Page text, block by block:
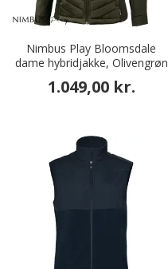
Nimbus Play Bloomsdale
dame hybridjakke, Olivengrøn
1.049,00 kr.